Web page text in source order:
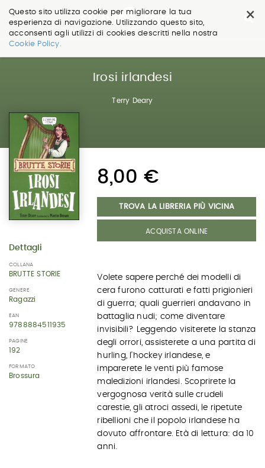
×
Questo sito utilizza cookie per migliorare la tua
esperienza di navigazione. Utilizzando questo sito,
acconsenti agli utilizzi di cookies descritti nella nostra
Cookie Policy.
Salta
Irosi irlandesi
Terry Deary
Dettagli
COLLANA
BRUTTE STORIE
GENERE
Ragazzi
EAN
9788884511935
PAGINE
192
FORMATO
Brossura
8,00 €
TROVA LA LIBRERIA PIÙ VICINA
ACQUISTA ONLINE
Volete sapere perché dei modelli di
cera furono catturati e fatti prigionieri
di guerra; quali guerrieri andavano in
battaglia nudi; come diventare
invisibili? Leggendo visiterete la stanza
degli orrori, assisterete a una partita di
hurling, l'hockey irlandese, e
imparerete le venti più famose
maledizioni irlandesi. Scoprirete la
vergognosa verità sulle crudeli
carestie, gli atroci assedi, le ripetute
ribellioni che il popolo irlandese ha
dovuto affrontare. Età di lettura: da 10
anni.